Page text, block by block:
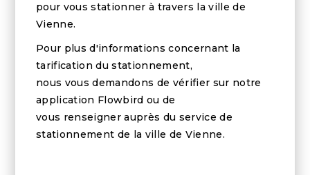
pour vous stationner à travers la ville de
Vienne.
Pour plus d'informations concernant la
tarification du stationnement,
nous vous demandons de vérifier sur notre
application Flowbird ou de
vous renseigner auprès du service de
stationnement de la ville de Vienne.